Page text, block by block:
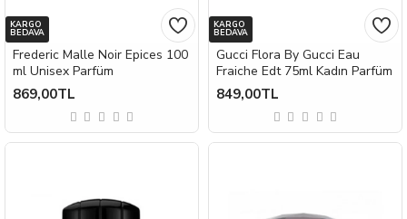
KARGO
BEDAVA
Frederic Malle Noir Epices 100
ml Unisex Parfüm
869,00TL
KARGO
BEDAVA
Gucci Flora By Gucci Eau
Fraiche Edt 75ml Kadın Parfüm
849,00TL